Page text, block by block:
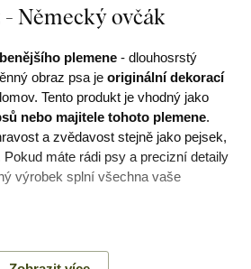
Německý ovčák
plemene - dlouhosrstý
obraz psa je originální dekorací
Tento produkt je vhodný jako
nebo majitele tohoto plemene.
a zvědavost stejně jako pejsek,
máte rádi psy a precizní detaily
výrobek splní všechna vaše